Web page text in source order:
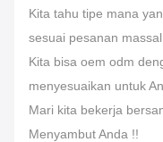
Kita tahu tipe mana
sesuai pesanan massal
Kita bisa oem odm
menyesuaikan untuk
Mari kita bekerja
Menyambut Anda !!